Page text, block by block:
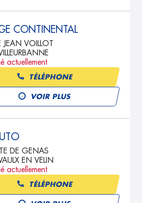
CONTINENTAL
JEAN VOILLOT
actuellement
TÉLÉPHONE
VOIR PLUS
DE GENAS
EN VELIN
actuellement
TÉLÉPHONE